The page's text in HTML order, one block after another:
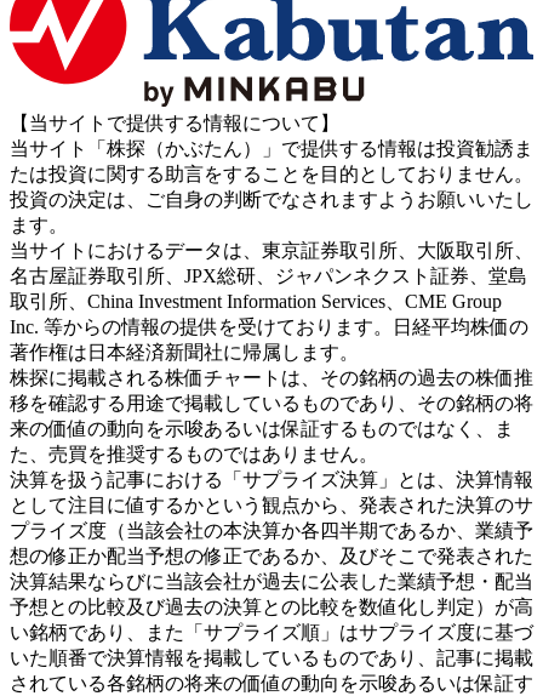
【当サイトで提供する情報について】
当サイト「株探（かぶたん）」で提供する情報は投資勧誘ま
たは投資に関する助言をすることを目的としておりません。
投資の決定は、ご自身の判断でなされますようお願いいたし
ます。
当サイトにおけるデータは、東京証券取引所、大阪取引所、
名古屋証券取引所、JPX総研、ジャパンネクスト証券、堂島
取引所、China Investment Information Services、CME Group
Inc. 等からの情報の提供を受けております。日経平均株価の
著作権は日本経済新聞社に帰属します。
株探に掲載される株価チャートは、その銘柄の過去の株価推
移を確認する用途で掲載しているものであり、その銘柄の将
来の価値の動向を示唆あるいは保証するものではなく、ま
た、売買を推奨するものではありません。
決算を扱う記事における「サプライズ決算」とは、決算情報
として注目に値するかという観点から、発表された決算のサ
プライズ度（当該会社の本決算か各四半期であるか、業績予
想の修正か配当予想の修正であるか、及びそこで発表された
決算結果ならびに当該会社が過去に公表した業績予想・配当
予想との比較及び過去の決算との比較を数値化し判定）が高
い銘柄であり、また「サプライズ順」はサプライズ度に基づ
いた順番で決算情報を掲載しているものであり、記事に掲載
されている各銘柄の将来の価値の動向を示唆あるいは保証す